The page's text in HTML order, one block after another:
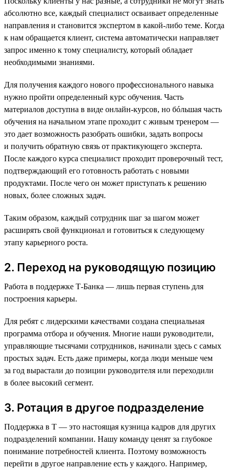
абсолютно все, каждый специалист осваивает определенные
направления и становится экспертом в какой-либо теме. Когда
к нам обращается клиент, система автоматически направляет
запрос именно к тому специалисту, который обладает
необходимыми знаниями.
Для получения каждого нового профессионального навыка
нужно пройти определенный курс обучения. Часть
материалов доступна в виде онлайн-курсов, но бóльшая часть
обучения на начальном этапе проходит с живым тренером —
это дает возможность разобрать ошибки, задать вопросы
и получить обратную связь от практикующего эксперта.
После каждого курса специалист проходит проверочный тест,
подтверждающий его готовность работать с новыми
продуктами. После чего он может приступать к решению
новых, более сложных задач.
Таким образом, каждый сотрудник шаг за шагом может
расширять свой функционал и готовиться к следующему
этапу карьерного роста.
2. Переход на руководящую позицию
Работа в поддержке Т-Банка — лишь первая ступень для
построения карьеры.
Для ребят с лидерскими качествами создана специальная
программа отбора и обучения. Многие наши руководители,
управляющие тысячами сотрудников, начинали здесь с самых
простых задач. Есть даже примеры, когда люди меньше чем
за год вырастали до позиции руководителя или переходили
в более высокий сегмент.
3. Ротация в другое подразделение
Поддержка в Т — это настоящая кузница кадров для других
подразделений компании. Нашу команду ценят за глубокое
понимание потребностей клиента. Поэтому возможность
перейти в другое направление есть у каждого. Например,